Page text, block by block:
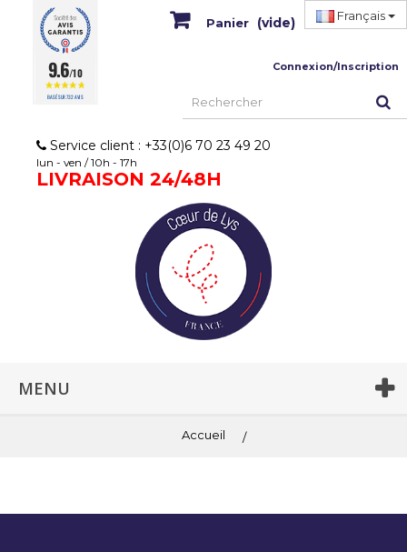
Français
Panier (vide)
Connexion/Inscription
Service client : +33(0)6 70 23 49 20
lun - ven / 10h - 17h
LIVRAISON 24/48H
MENU
Accueil
9.6/10
BASÉ SUR 732 AVIS